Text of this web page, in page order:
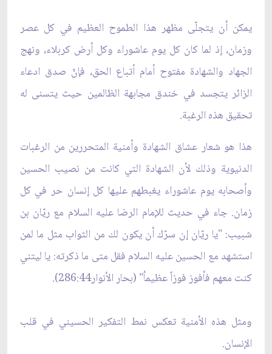
يمكن أن يتجلّى مظهر هذا الطموح العظيم في كل عصر
وزمان، إذ لما كان كل يوم عاشوراء وكل أرض كربلاء، ونهج
الجهاد والشهادة مفتوح أمام أتباع الحق، فإنّ صدق ادعاء
الزائر يتجسد في خندق مجابهة الظالمين حيث يتسنى له
تحقيق هذه الرغبة.
هذا هو شعار عشاق الشهادة وأمنية المتحررين من الرغبات
الدنيوية وذلك لأن الشهادة التي كانت من نصيب الحسين
وأصحابه يوم عاشوراء يغبطهم عليها كل إنسان حر في كل
زمان. جاء في حديث للإمام الرضا عليه السلام مع ريّان بن
شبيب: "يا ريّان إن سرّك أن يكون لك من الثواب مثل ما لمن
استشهد مع الحسين عليه السلام فقل متى ما ذكرته: يا ليتني
كنت معهم فأفوز فوزاً عظيماُ" (بحار الأنوار286:44).
ومثل هذه الأمنية تعكس نمط التفكير الحسيني في قلب
الإنسان.